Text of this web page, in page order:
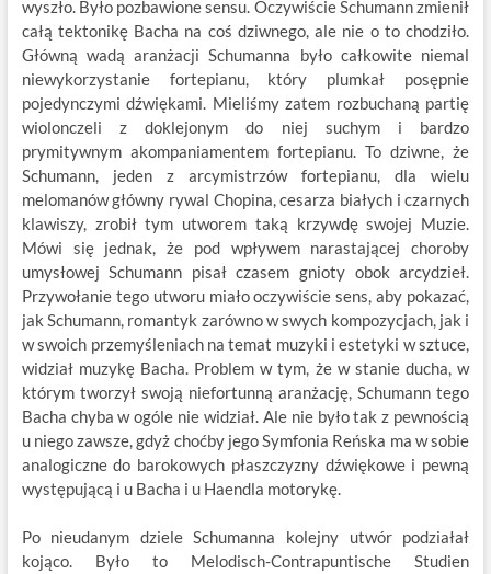
wyszło. Było pozbawione sensu. Oczywiście Schumann zmienił
całą tektonikę Bacha na coś dziwnego, ale nie o to chodziło.
Główną wadą aranżacji Schumanna było całkowite niemal
niewykorzystanie fortepianu, który plumkał posępnie
pojedynczymi dźwiękami. Mieliśmy zatem rozbuchaną partię
wiolonczeli z doklejonym do niej suchym i bardzo
prymitywnym akompaniamentem fortepianu. To dziwne, że
Schumann, jeden z arcymistrzów fortepianu, dla wielu
melomanów główny rywal Chopina, cesarza białych i czarnych
klawiszy, zrobił tym utworem taką krzywdę swojej Muzie.
Mówi się jednak, że pod wpływem narastającej choroby
umysłowej Schumann pisał czasem gnioty obok arcydzieł.
Przywołanie tego utworu miało oczywiście sens, aby pokazać,
jak Schumann, romantyk zarówno w swych kompozycjach, jak i
w swoich przemyśleniach na temat muzyki i estetyki w sztuce,
widział muzykę Bacha. Problem w tym, że w stanie ducha, w
którym tworzył swoją niefortunną aranżację, Schumann tego
Bacha chyba w ogóle nie widział. Ale nie było tak z pewnością
u niego zawsze, gdyż choćby jego Symfonia Reńska ma w sobie
analogiczne do barokowych płaszczyzny dźwiękowe i pewną
występującą i u Bacha i u Haendla motorykę.
Po nieudanym dziele Schumanna kolejny utwór podziałał
kojąco. Było to Melodisch-Contrapuntische Studien